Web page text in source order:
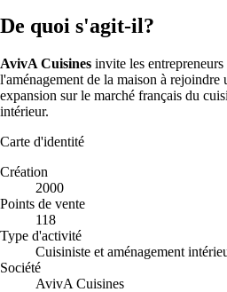
De quoi s'agit-il?
AvivA Cuisines invite les
l'aménagement de la maison à rejoindre
expansion sur le marché français du
intérieur.
Carte d'identité
Création
2000
Points de vente
118
Type d'activité
Cuisiniste et aménagement
Société
AvivA Cuisines